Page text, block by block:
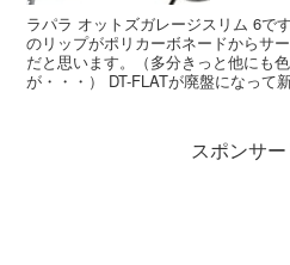
ラパラ オットズガレージスリム 6で
のリップがポリカーボネードからサ
だと思います。（多分きっと他にも
が・・・） DT-FLATが廃盤になって
スポンサ